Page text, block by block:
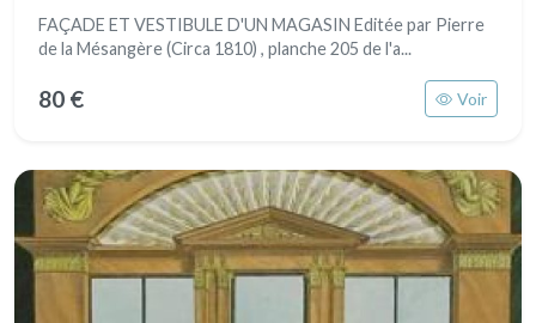
FAÇADE ET VESTIBULE D'UN MAGASIN Editée par Pierre
de la Mésangère (Circa 1810) , planche 205 de l'a...
80 € Voir